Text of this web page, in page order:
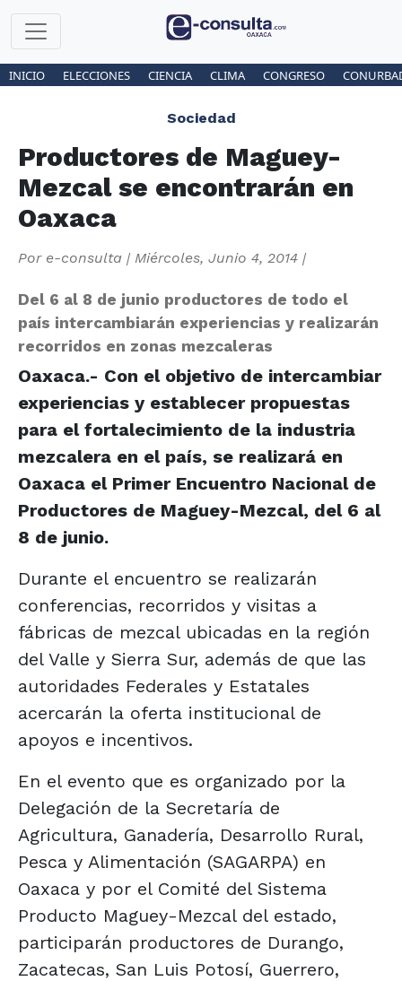
INICIO ELECCIONES CIENCIA CLIMA CONGRESO
Sociedad
Productores de Maguey-
Mezcal se encontrarán en
Oaxaca
Por e-consulta | Miércoles, Junio 4, 2014 |
Del 6 al 8 de junio productores de todo el
país intercambiarán experiencias y realizarán
recorridos en zonas mezcaleras
Oaxaca.- Con el objetivo de intercambiar
experiencias y establecer propuestas
para el fortalecimiento de la industria
mezcalera en el país, se realizará en
Oaxaca el Primer Encuentro Nacional de
Productores de Maguey-Mezcal, del 6 al
8 de junio.
Durante el encuentro se realizarán
conferencias, recorridos y visitas a
fábricas de mezcal ubicadas en la región
del Valle y Sierra Sur, además de que las
autoridades Federales y Estatales
acercarán la oferta institucional de
apoyos e incentivos.
En el evento que es organizado por la
Delegación de la Secretaría de
Agricultura, Ganadería, Desarrollo Rural,
Pesca y Alimentación (SAGARPA) en
Oaxaca y por el Comité del Sistema
Producto Maguey-Mezcal del estado,
participarán productores de Durango,
Zacatecas, San Luis Potosí, Guerrero,